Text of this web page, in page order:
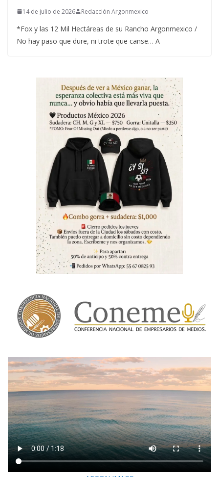
14 de julio de 2026 Redacción Argonmexico
*Fox y las 12 Mil Hectáreas de su Rancho Argonmexico /
No hay paso que dure, ni trote que canse… A